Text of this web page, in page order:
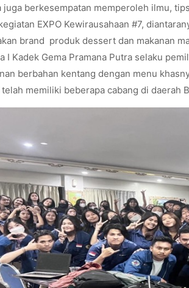
juga berkesempatan memperoleh ilmu,
EXPO Kewirausahaan #7,
brand produk dessert dan makanan
I Kadek Gema Pramana Putra selaku
berbahan kentang dengan menu
memiliki beberapa cabang di daerah